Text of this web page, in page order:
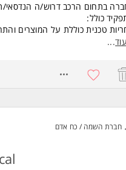
בתחום הרכב דרוש/ה הנדסאי/
כולל:
טכנית כוללת על המוצרים
ושרטוט חלקי ייצור ותצורות
תהליכי איכות, בדיקות וליווי
פתרונות הנדסיים חדשנים
חלקית, ימים א'-ה' 08:00-14:00
גמישות בשעת ההתחלה, 6 שעות עבודה ביום
לנשים וגברים כאחד.
עוד...
חברת השמה / כח אדם